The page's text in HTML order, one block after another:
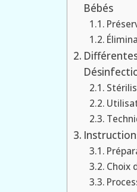
Bébés
Choix